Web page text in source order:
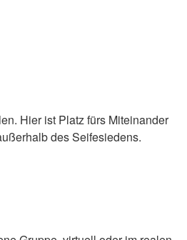
Hier ist Platz fürs Miteinander
des Seifesiedens.